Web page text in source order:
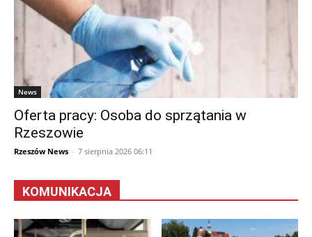
News
Oferta pracy: Osoba do sprzątania w
Rzeszowie
Rzeszów News - 7 sierpnia 2026 06:11
KOMUNIKACJA